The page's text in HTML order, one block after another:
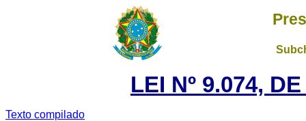
LEI Nº 9.074,
Texto compilado